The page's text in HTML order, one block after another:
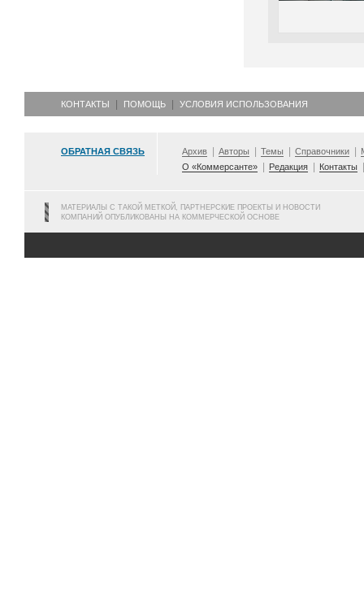
КОНТАКТЫ ПОМОЩЬ УСЛОВИЯ ИСПОЛЬЗОВАНИЯ
ОБРАТНАЯ СВЯЗЬ Архив Авторы Темы Справочники
О «Коммерсанте»
Редакция Контакты
МАТЕРИАЛЫ С ТАКОЙ МЕТКОЙ, ПАРТНЕРСКИЕ ПРОЕКТЫ И НОВОСТИ
КОМПАНИЙ ОПУБЛИКОВАНЫ НА КОММЕРЧЕСКОЙ ОСНОВЕ